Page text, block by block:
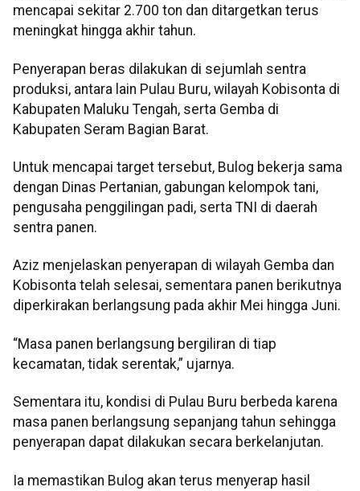
mencapai sekitar 2.700 ton dan ditargetkan terus
meningkat hingga akhir tahun.
Penyerapan beras dilakukan di sejumlah sentra
produksi, antara lain Pulau Buru, wilayah Kobisonta di
Kabupaten Maluku Tengah, serta Gemba di
Kabupaten Seram Bagian Barat.
Untuk mencapai target tersebut, Bulog bekerja sama
dengan Dinas Pertanian, gabungan kelompok tani,
pengusaha penggilingan padi, serta TNI di daerah
sentra panen.
Aziz menjelaskan penyerapan di wilayah Gemba dan
Kobisonta telah selesai, sementara panen berikutnya
diperkirakan berlangsung pada akhir Mei hingga Juni.
“Masa panen berlangsung bergiliran di tiap
kecamatan, tidak serentak,” ujarnya.
Sementara itu, kondisi di Pulau Buru berbeda karena
masa panen berlangsung sepanjang tahun sehingga
penyerapan dapat dilakukan secara berkelanjutan.
Ia memastikan Bulog akan terus menyerap hasil